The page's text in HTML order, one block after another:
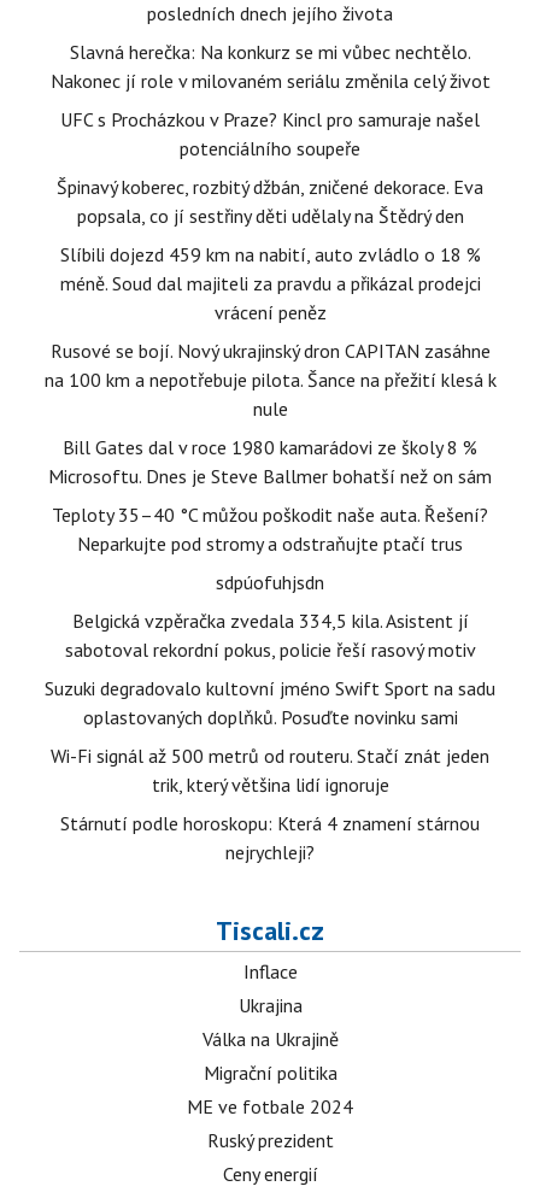
posledních dnech jejího života
Slavná herečka: Na konkurz se mi vůbec nechtělo.
Nakonec jí role v milovaném seriálu změnila celý život
UFC s Procházkou v Praze? Kincl pro samuraje našel
potenciálního soupeře
Špinavý koberec, rozbitý džbán, zničené dekorace. Eva
popsala, co jí sestřiny děti udělaly na Štědrý den
Slíbili dojezd 459 km na nabití, auto zvládlo o 18 %
méně. Soud dal majiteli za pravdu a přikázal prodejci
vrácení peněz
Rusové se bojí. Nový ukrajinský dron CAPITAN zasáhne
na 100 km a nepotřebuje pilota. Šance na přežití klesá k
nule
Bill Gates dal v roce 1980 kamarádovi ze školy 8 %
Microsoftu. Dnes je Steve Ballmer bohatší než on sám
Teploty 35–40 °C můžou poškodit naše auta. Řešení?
Neparkujte pod stromy a odstraňujte ptačí trus
sdpúofuhjsdn
Belgická vzpěračka zvedala 334,5 kila. Asistent jí
sabotoval rekordní pokus, policie řeší rasový motiv
Suzuki degradovalo kultovní jméno Swift Sport na sadu
oplastovaných doplňků. Posuďte novinku sami
Wi-Fi signál až 500 metrů od routeru. Stačí znát jeden
trik, který většina lidí ignoruje
Stárnutí podle horoskopu: Která 4 znamení stárnou
nejrychleji?
Tiscali.cz
Inflace
Ukrajina
Válka na Ukrajině
Migrační politika
ME ve fotbale 2024
Ruský prezident
Ceny energií